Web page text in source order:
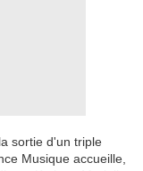
sortie d'un triple
Musique accueille,